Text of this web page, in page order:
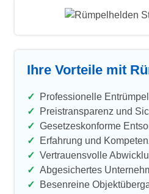
Ihre Vorteile mit
✓ Professionelle
✓
Preistransparenz und
✓ Gesetzeskonforme
✓
Erfahrung und
✓ Vertrauensvolle
✓ Abgesichertes
✓
Besenreine